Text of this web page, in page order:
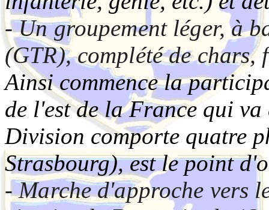
- Un groupement léger, à
(GTR), complété de chars,
Ainsi commence la
de l'est de la France qui
Division comporte quatre
Strasbourg), est le point
- Marche d'approche vers